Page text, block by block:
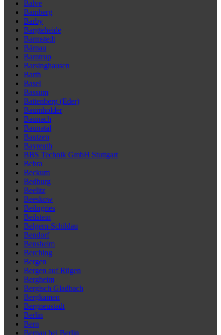
Balve
Bamberg
Barby
Bargteheide
Barmstedt
Bärnau
Barntrup
Barsinghausen
Barth
Basel
Bassum
Battenberg (Eder)
Baumholder
Baunach
Baunatal
Bautzen
Bayreuth
BBS Technik GmbH Stuttgart
Bebra
Beckum
Bedburg
Beelitz
Beeskow
Beilngries
Beilstein
Belgern-Schildau
Bendorf
Bensheim
Berching
Bergen
Bergen auf Rügen
Bergheim
Bergisch Gladbach
Bergkamen
Bergneustadt
Berlin
Bern
Bernau bei Berlin